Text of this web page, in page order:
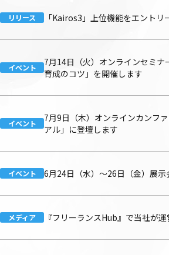
リリース 「Kairos3」上位機能をエント
イベント
7月14日（火）オンラインセミ
育成のコツ」を開催します
イベント
7月9日（木）オンラインカンフ
アル」に登壇します
イベント 6月24日（水）〜26日（金）展
メディア 『フリーランスHub』で当社が